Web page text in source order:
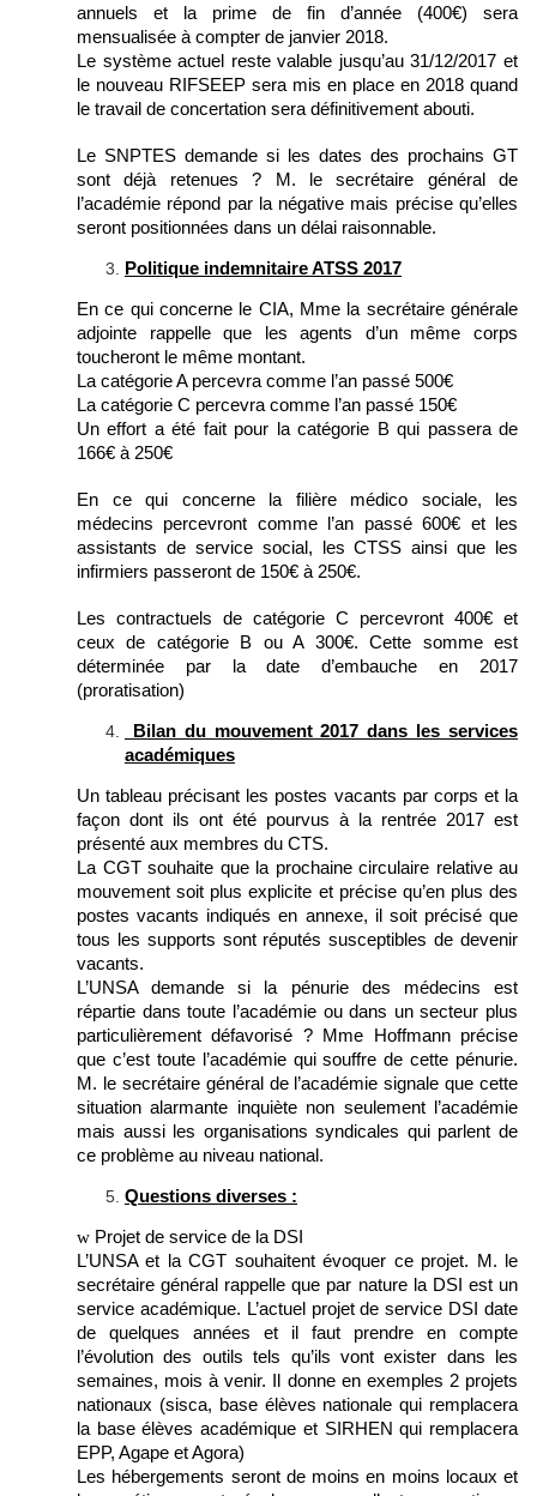
annuels et la prime de fin d’année (400€) sera
mensualisée à compter de janvier 2018.
Le système actuel reste valable jusqu’au 31/12/2017 et
le nouveau RIFSEEP sera mis en place en 2018 quand
le travail de concertation sera définitivement abouti.
Le SNPTES demande si les dates des prochains GT
sont déjà retenues ? M. le secrétaire général de
l’académie répond par la négative mais précise qu’elles
seront positionnées dans un délai raisonnable.
Politique indemnitaire ATSS 2017
En ce qui concerne le CIA, Mme la secrétaire générale
adjointe rappelle que les agents d’un même corps
toucheront le même montant.
La catégorie A percevra comme l’an passé 500€
La catégorie C percevra comme l’an passé 150€
Un effort a été fait pour la catégorie B qui passera de
166€ à 250€
En ce qui concerne la filière médico sociale, les
médecins percevront comme l’an passé 600€ et les
assistants de service social, les CTSS ainsi que les
infirmiers passeront de 150€ à 250€.
Les contractuels de catégorie C percevront 400€ et
ceux de catégorie B ou A 300€. Cette somme est
déterminée par la date d’embauche en 2017
(proratisation)
Bilan du mouvement 2017 dans les services
académiques
Un tableau précisant les postes vacants par corps et la
façon dont ils ont été pourvus à la rentrée 2017 est
présenté aux membres du CTS.
La CGT souhaite que la prochaine circulaire relative au
mouvement soit plus explicite et précise qu’en plus des
postes vacants indiqués en annexe, il soit précisé que
tous les supports sont réputés susceptibles de devenir
vacants.
L’UNSA demande si la pénurie des médecins est
répartie dans toute l’académie ou dans un secteur plus
particulièrement défavorisé ? Mme Hoffmann précise
que c’est toute l’académie qui souffre de cette pénurie.
M. le secrétaire général de l’académie signale que cette
situation alarmante inquiète non seulement l’académie
mais aussi les organisations syndicales qui parlent de
ce problème au niveau national.
Questions diverses :
w Projet de service de la DSI
L’UNSA et la CGT souhaitent évoquer ce projet. M. le
secrétaire général rappelle que par nature la DSI est un
service académique. L’actuel projet de service DSI date
de quelques années et il faut prendre en compte
l’évolution des outils tels qu’ils vont exister dans les
semaines, mois à venir. Il donne en exemples 2 projets
nationaux (sisca, base élèves nationale qui remplacera
la base élèves académique et SIRHEN qui remplacera
EPP, Agape et Agora)
Les hébergements seront de moins en moins locaux et